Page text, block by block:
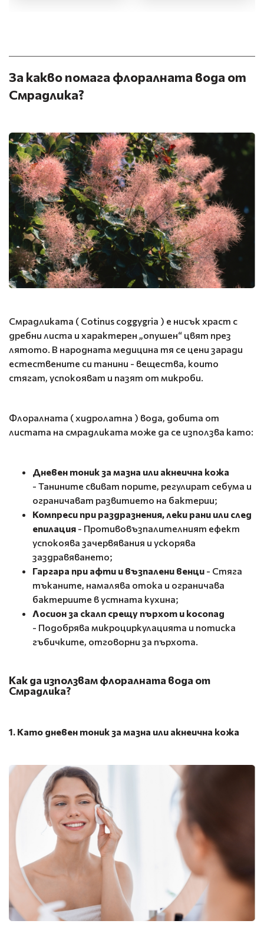
За какво помага флоралната вода от
Смрадлика?
Смрадликата ( Cotinus coggygria ) е нисък храст с
дребни листа и характерен „опушен“ цвят през
лятото. В народната медицина тя се цени заради
естествените си танини - вещества, които
стягат, успокояват и пазят от микроби.
Флоралната ( хидролатна ) вода, добита от
листата на смрадликата може да се използва като:
Дневен тоник за мазна или акнеична кожа
- Танините свиват порите, регулират себума и
ограничават развитието на бактерии;
Компреси при раздразнения, леки рани или след
епилация - Противовъзпалителният ефект
успокоява зачервявания и ускорява
заздравяването;
Гаргара при афти и възпалени венци - Стяга
тъканите, намалява отока и ограничава
бактериите в устната кухина;
Лосион за скалп срещу пърхот и косопад
- Подобрява микроциркулацията и потиска
гъбичките, отговорни за пърхота.
Как да използвам флоралната вода от
Смрадлика?
1. Като дневен тоник за мазна или акнеична кожа